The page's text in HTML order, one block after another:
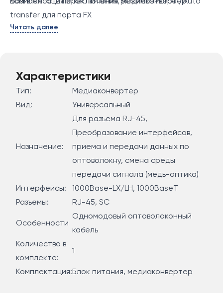
transfer для порта FX
Позволяет увеличить дальность прокладки волокна
удобно отслеживать активность сети. Внешний
блок питания
Читать далее
Характеристики
Тип:
Медиаконвертер
Вид:
Универсальный
Назначение:
Для разъема RJ-45,
Преобразование интерфейсов,
приема и передачи данных по
оптоволокну, смена среды
передачи сигнала (медь-оптика)
Интерфейсы:
1000Base-LX/LH, 1000BaseT
Разъемы:
RJ-45, SC
Особенности
Одномодовый оптоволоконный
кабель
Количество в
комплекте:
1
Комплектация:Блок питания, медиаконвертер